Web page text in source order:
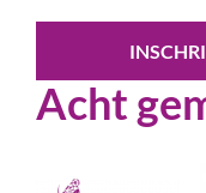
Acht